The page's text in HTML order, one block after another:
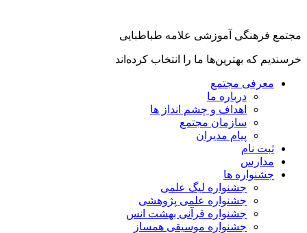
فرهنگی آموزشی علامه طباطبایی
که بهترین‌ها ما را انتخاب کرده‌اند
معرفی مجتمع
درباره ما
اهداف و چشم انداز ها
سازمان مجتمع
پیام مدیران
ثبت نام
مدارس
جشنواره ها
جشنواره لیگ علمی
جشنواره علمی پژوهشی
جشنواره قرآنی بهشت انس
جشنواره موسیقی همساز